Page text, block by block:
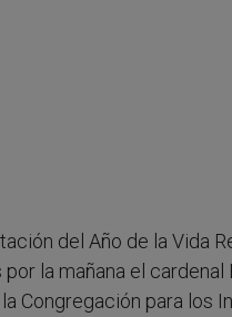
del Año de la Vida
la mañana el cardenal
Congregación para los